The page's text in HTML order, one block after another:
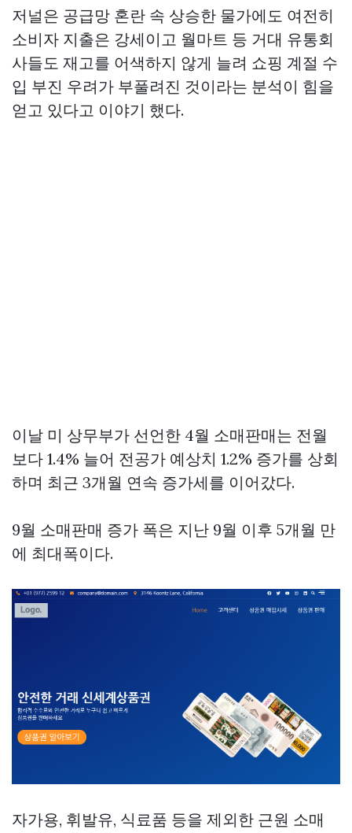
저널은 공급망 혼란 속 상승한 물가에도 여전히
소비자 지출은 강세이고 월마트 등 거대 유통회
사들도 재고를 어색하지 않게 늘려 쇼핑 계절 수
입 부진 우려가 부풀려진 것이라는 분석이 힘을
얻고 있다고 이야기 했다.
이날 미 상무부가 선언한 4월 소매판매는 전월
보다 1.4% 늘어 전공가 예상치 1.2% 증가를 상회
하며 최근 3개월 연속 증가세를 이어갔다.
9월 소매판매 증가 폭은 지난 9월 이후 5개월 만
에 최대폭이다.
자가용, 휘발유, 식료품 등을 제외한 근원 소매